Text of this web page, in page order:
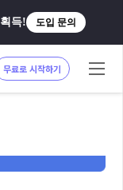
득! 도입 문의
무료로 시작하기